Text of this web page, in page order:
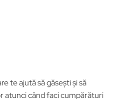
te ajută să găsești și să
atunci când faci cumpărături